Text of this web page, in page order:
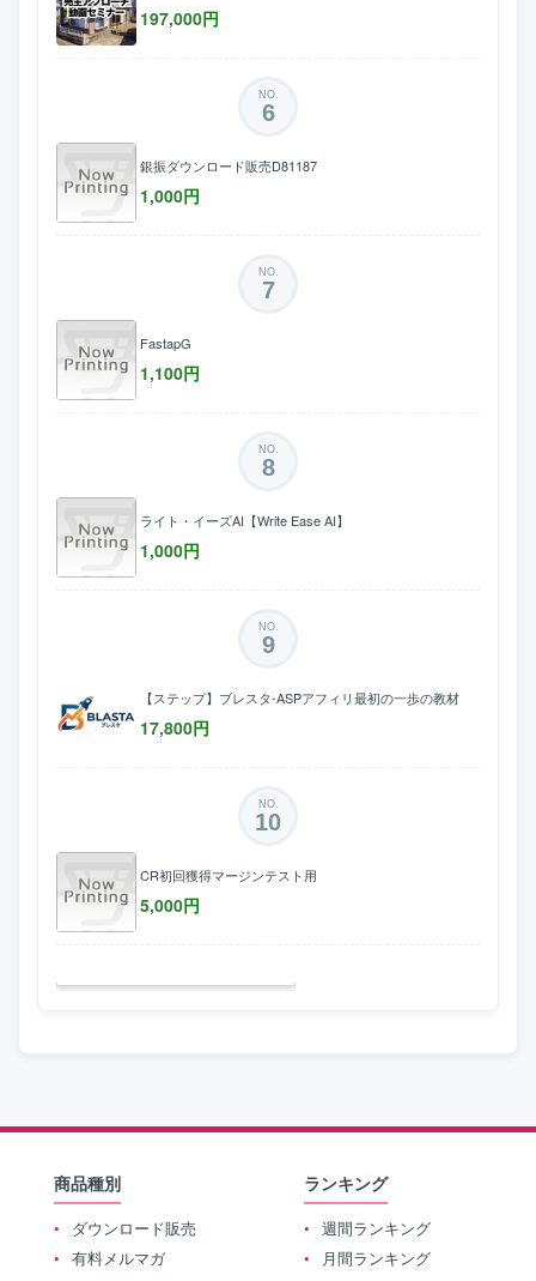
197,000円
NO.
6
銀振ダウンロード販売D81187
1,000円
NO.
7
FastapG
1,100円
NO.
8
ライト・イーズAI【Write Ease AI】
1,000円
NO.
9
【ステップ】ブレスタ-ASPアフィリ最初の一歩の教材
17,800円
NO.
10
CR初回獲得マージンテスト用
5,000円
商品種別
ダウンロード販売
有料メルマガ
ランキング
週間ランキング
月間ランキング